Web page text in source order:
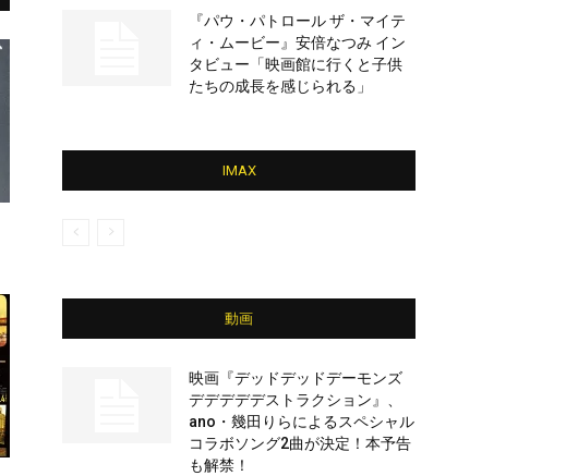
『パウ・パトロール ザ・マイテ
ィ・ムービー』安倍なつみ イン
タビュー「映画館に行くと子供
たちの成長を感じられる」
IMAX
動画
映画『デッドデッドデーモンズ
デデデデデストラクション』、
ano・幾田りらによるスペシャル
コラボソング2曲が決定！本予告
も解禁！